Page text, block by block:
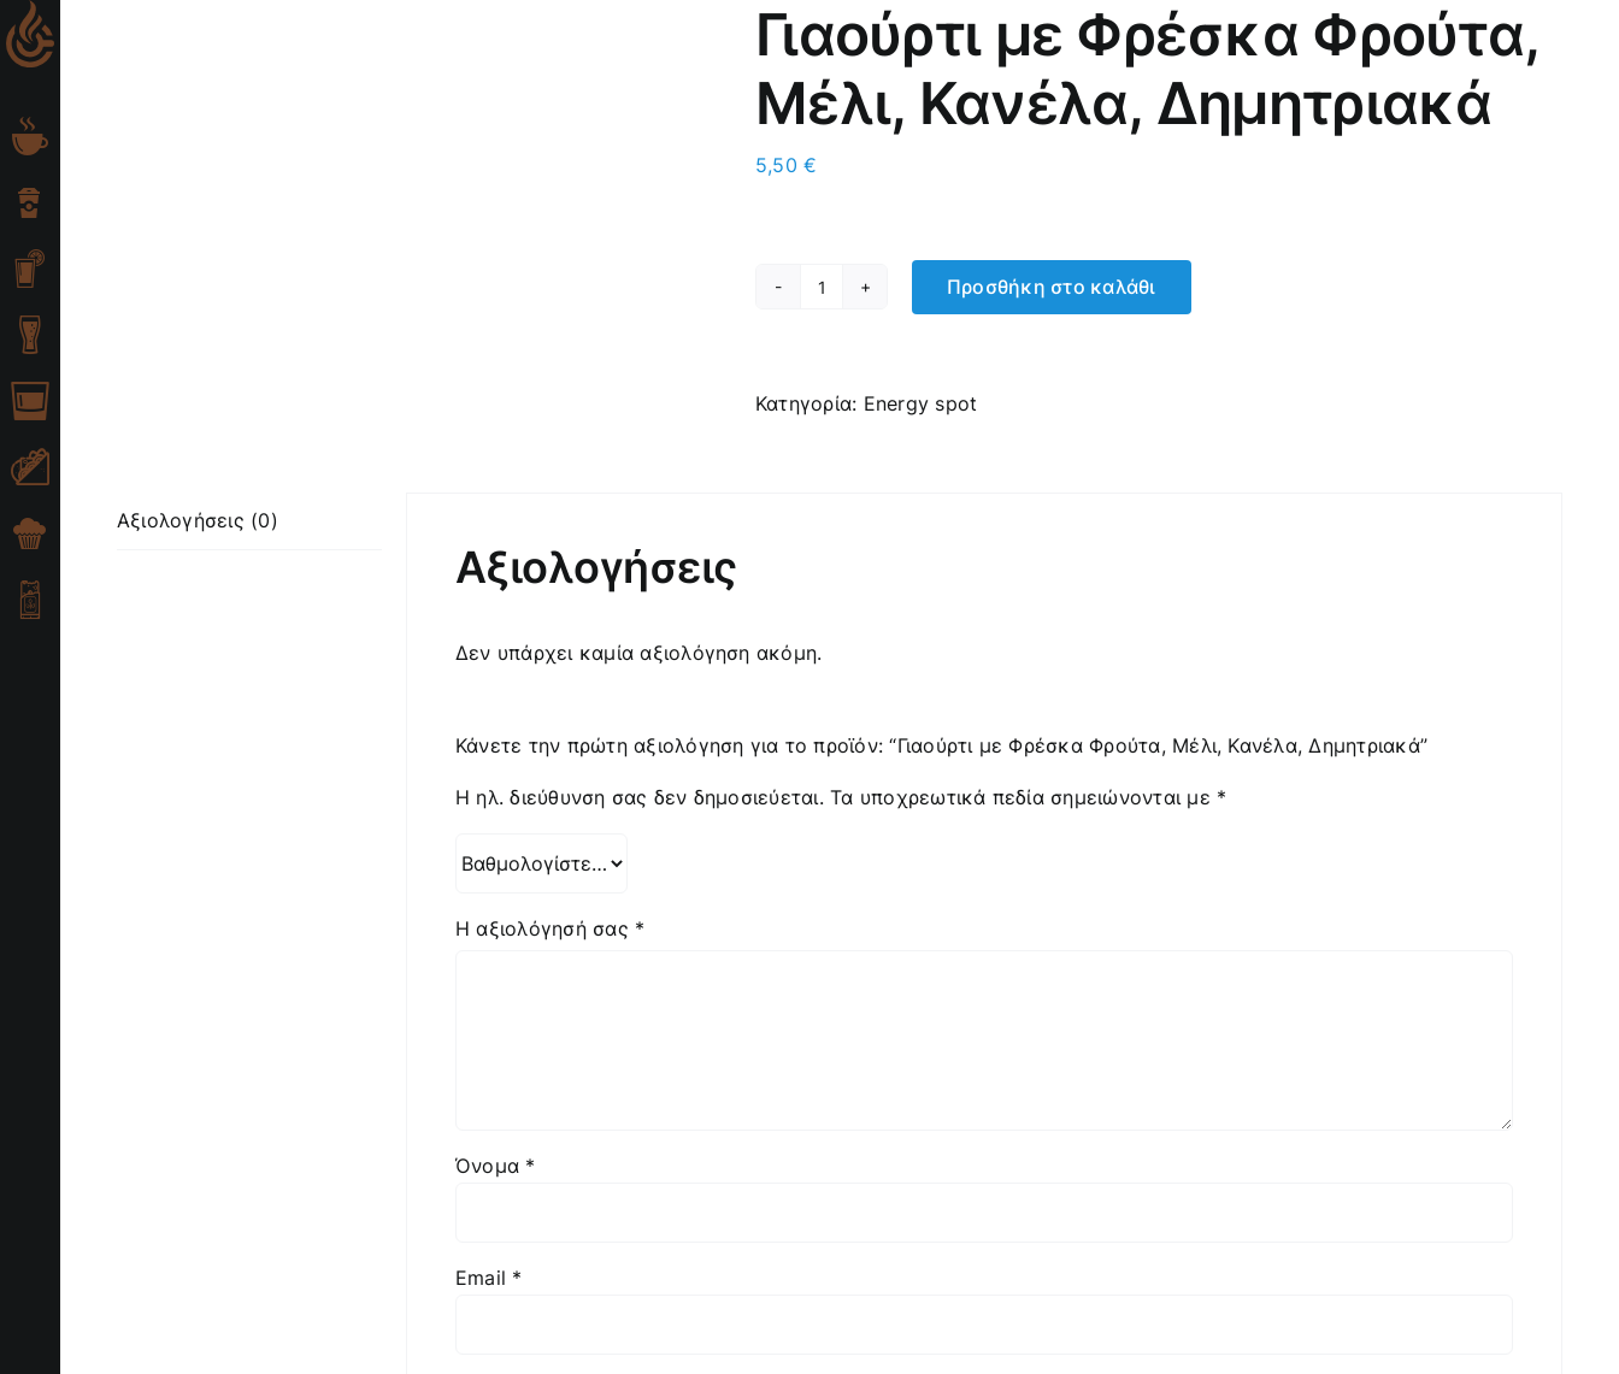
Skip
to
Γιαούρτι με Φρέσκα Φρούτα,
Μέλι, Κανέλα, Δημητριακά
5,50€
Γιαούρτι
Φρούτα,
Προσθήκη στο καλάθι
Κατηγορία: Energy spot
Αξιολογήσεις (0)
Αξιολογήσεις
Δεν υπάρχει καμία αξιολόγηση ακόμη.
Κάνετε την πρώτη αξιολόγηση για το προϊόν: “Γιαούρτι με Φρέσκα Φρούτα, Μέλι, Κανέλα, Δημητριακά”
Η ηλ. διεύθυνση σας δεν δημοσιεύεται. Τα υποχρεωτικά πεδία σημειώνονται με *
Η αξιολόγησή σας *
Όνομα *
Email *